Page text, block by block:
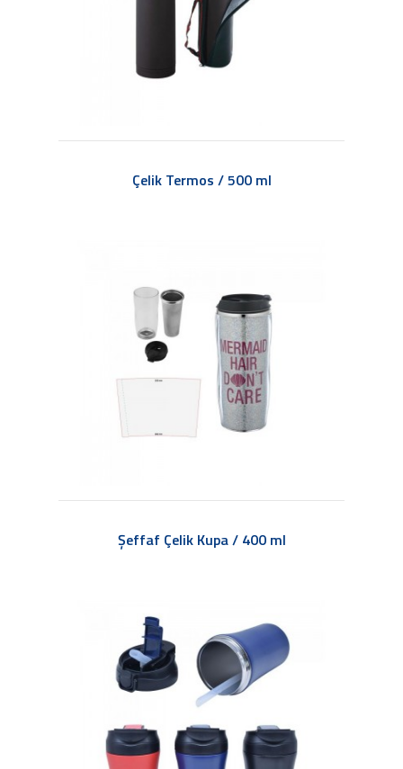
Çelik Termos / 500 ml
Şeffaf Çelik Kupa / 400 ml